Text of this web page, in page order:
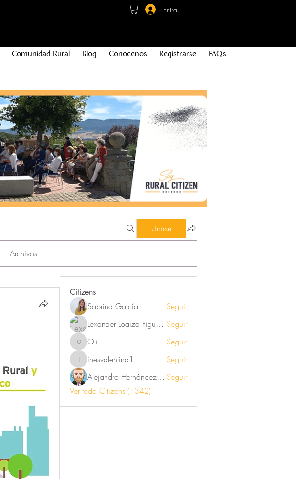
Entrar - Registro
Comunidad Rural Blog Conócenos Registrarse FAQs
Unirse
Archivos
Citizens
Sabrina García
Seguir
Lexander Loaiza Figueroa Seguir
Oli Oli Seguir
inesvalentina1
inesvalentina1
Seguir
Alejandro Hernández Renner Seguir
Ver todo Citizens (1342)